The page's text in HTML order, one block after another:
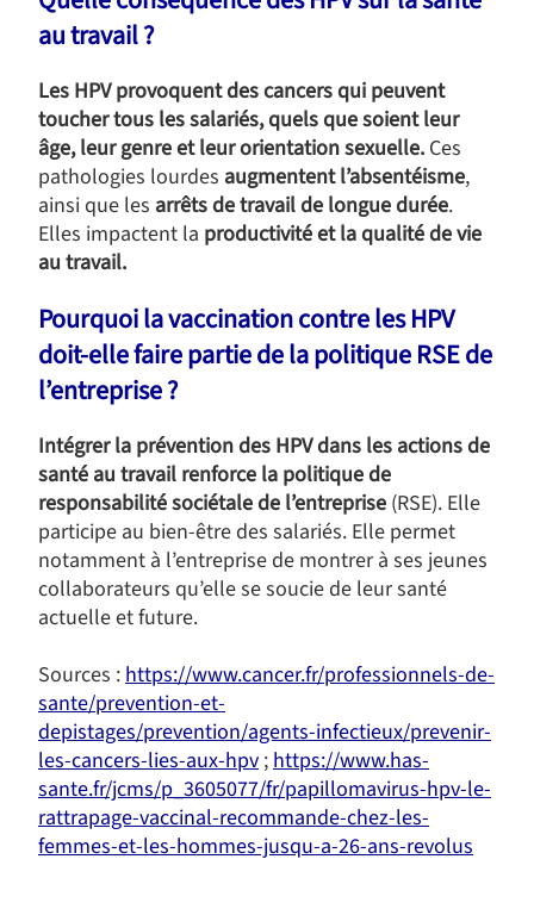
au travail ?
Les HPV provoquent des cancers qui peuvent
toucher tous les salariés, quels que soient leur
âge, leur genre et leur orientation sexuelle. Ces
pathologies lourdes augmentent l’absentéisme,
ainsi que les arrêts de travail de longue durée.
Elles impactent la productivité et la qualité de vie
au travail.
Pourquoi la vaccination contre les HPV
doit-elle faire partie de la politique RSE de
l’entreprise ?
Intégrer la prévention des HPV dans les actions de
santé au travail renforce la politique de
responsabilité sociétale de l’entreprise (RSE). Elle
participe au bien-être des salariés. Elle permet
notamment à l’entreprise de montrer à ses jeunes
collaborateurs qu’elle se soucie de leur santé
actuelle et future.
Sources :https://www.cancer.fr/professionnels-de-
sante/prevention-et-
depistages/prevention/agents-infectieux/prevenir-
les-cancers-lies-aux-hpv ;https://www.has-
sante.fr/jcms/p_3605077/fr/papillomavirus-hpv-le-
rattrapage-vaccinal-recommande-chez-les-
femmes-et-les-hommes-jusqu-a-26-ans-revolus